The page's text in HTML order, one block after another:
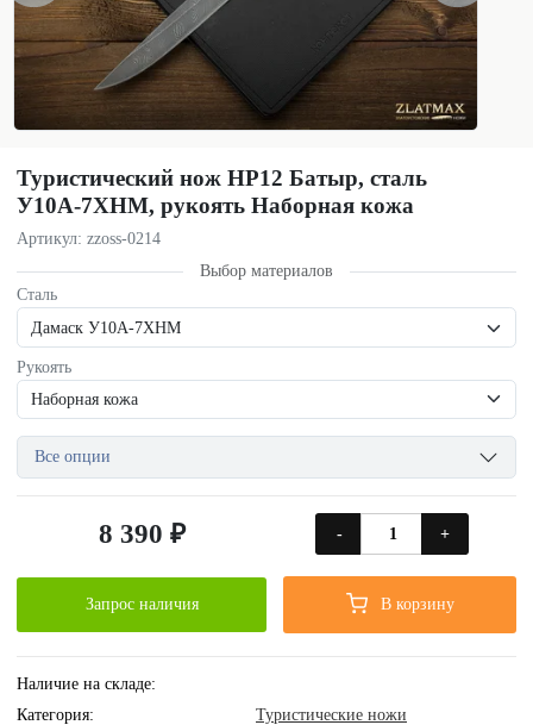
Туристический нож НР12 Батыр, сталь
У10А-7ХНМ, рукоять Наборная кожа
Артикул: zzoss-0214
Выбор материалов
Сталь
Рукоять
Все опции
8 390 ₽ - +
Запрос наличия В корзину
Наличие на складе:
Категория:
Туристические ножи